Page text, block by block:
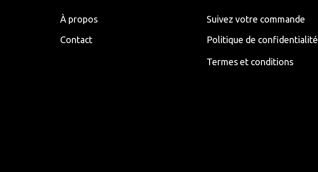
À propos
Contact
Suivez votre commande
Politique de confidentialité
Termes et conditions